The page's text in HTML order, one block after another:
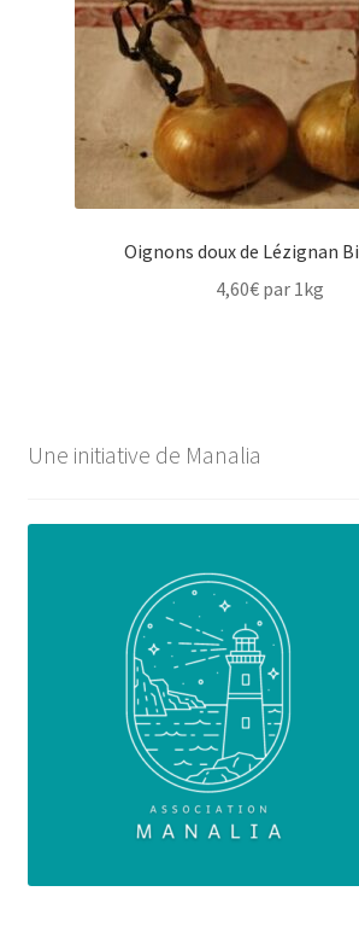
Oignons doux de Lézignan
4,60€ par 1kg
Une initiative de Manalia